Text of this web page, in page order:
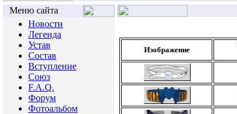
Меню сайта
Новости
Легенда
Устав
Состав
Вступление
Союз
F.A.Q.
Форум
Фотоальбом
Изображение